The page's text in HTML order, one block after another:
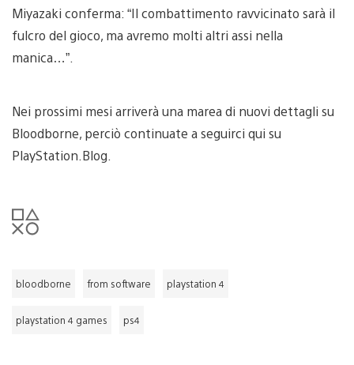
Miyazaki conferma: “Il combattimento ravvicinato sarà il
fulcro del gioco, ma avremo molti altri assi nella
manica…”.
Nei prossimi mesi arriverà una marea di nuovi dettagli su
Bloodborne, perciò continuate a seguirci qui su
PlayStation.Blog.
bloodborne from software playstation 4
playstation 4 games ps4